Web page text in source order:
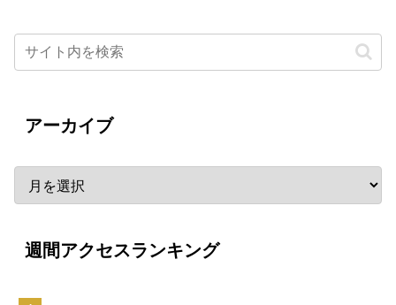
アーカイブ
週間アクセスランキング